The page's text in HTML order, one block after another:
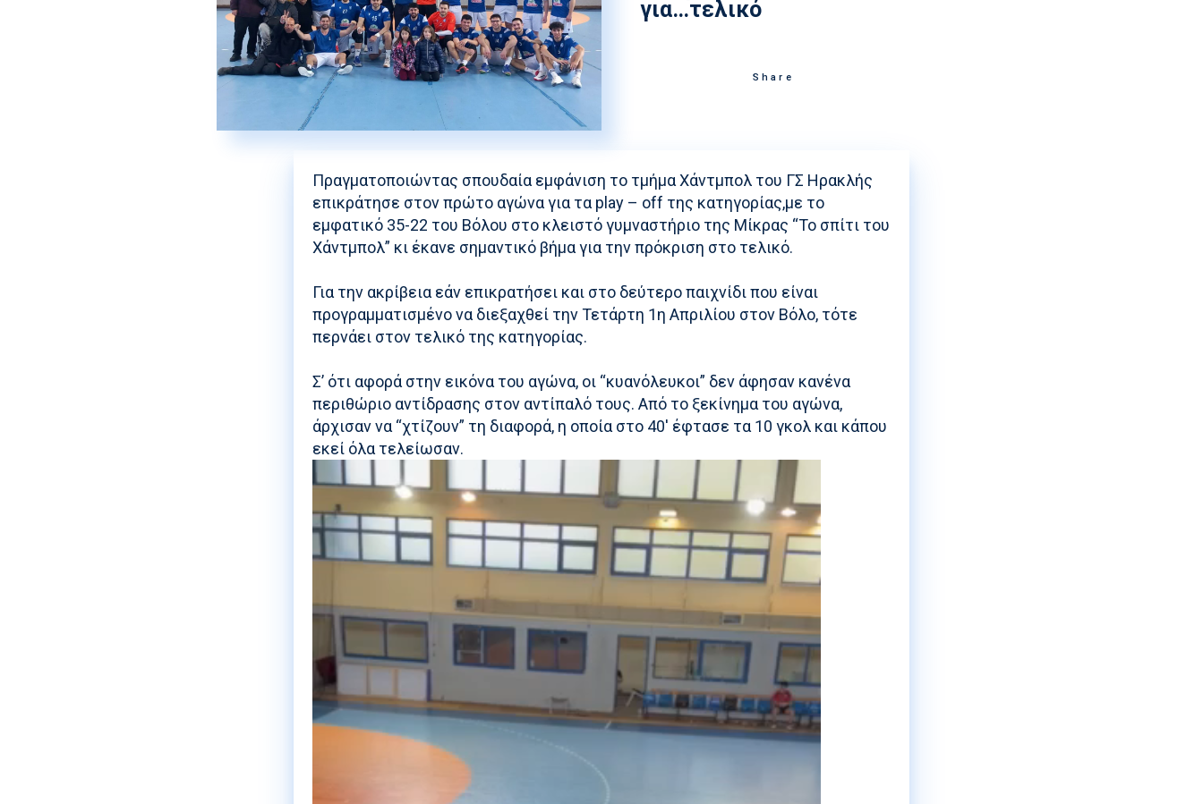
Στίβος
Κολύμβηση
Συγχρονισμένη Κολύμβηση
Καταδύσεις
Ξιφασκία
Πινγκ Πονγκ
Ποδηλασία
Ακαδημία Υδατοσφαίρισης
για…τελικό
Share
Πραγματοποιώντας σπουδαία εμφάνιση το τμήμα Χάντμπολ του ΓΣ Ηρακλής
επικράτησε στον πρώτο αγώνα για τα play – off της κατηγορίας,με το
εμφατικό 35-22 του Βόλου στο κλειστό γυμναστήριο της Μίκρας “Το σπίτι του
Χάντμπολ” κι έκανε σημαντικό βήμα για την πρόκριση στο τελικό.
Για την ακρίβεια εάν επικρατήσει και στο δεύτερο παιχνίδι που είναι
προγραμματισμένο να διεξαχθεί την Τετάρτη 1η Απριλίου στον Βόλο, τότε
περνάει στον τελικό της κατηγορίας.
Σ’ ότι αφορά στην εικόνα του αγώνα, οι “κυανόλευκοι” δεν άφησαν κανένα
περιθώριο αντίδρασης στον αντίπαλό τους. Από το ξεκίνημα του αγώνα,
άρχισαν να “χτίζουν” τη διαφορά, η οποία στο 40′ έφτασε τα 10 γκολ και κάπου
εκεί όλα τελείωσαν.
Video
Player